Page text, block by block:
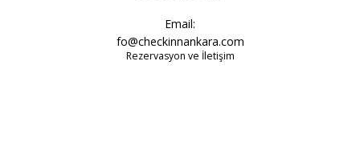
Email:
fo@checkinnankara.com
Rezervasyon ve İletişim